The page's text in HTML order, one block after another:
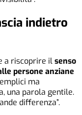
indietro
a riscoprire ilsenso
persone anziane
ma
una parola gentile.
differenza”.